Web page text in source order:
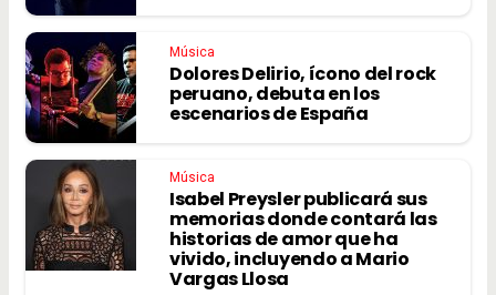
Música
Dolores Delirio, ícono del rock
peruano, debuta en los
escenarios de España
Música
Isabel Preysler publicará sus
memorias donde contará las
historias de amor que ha
vivido, incluyendo a Mario
Vargas Llosa